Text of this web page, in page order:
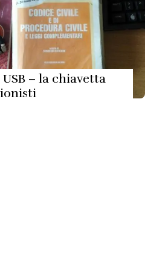
– la chiavetta